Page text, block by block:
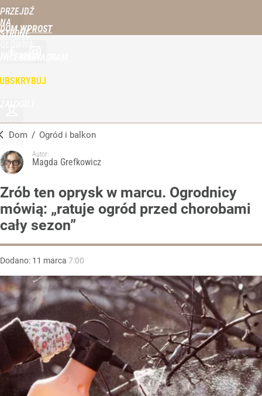
PRZEJDŹ
NA
STRONĘ
DOM WPROST
Dom / Ogród i balkon
Autor:
Magda Grefkowicz
Zrób ten oprysk w marcu. Ogrodnicy
mówią: „ratuje ogród przed chorobami
cały sezon”
Dodano: 11 marca 7:00